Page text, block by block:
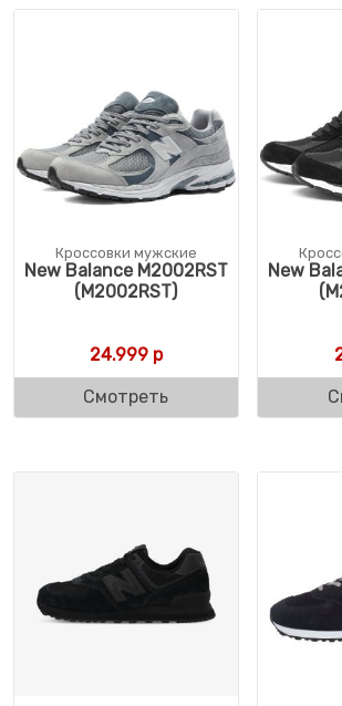
Кроссовки мужские
New Balance M2002RST
(M2002RST)
24.999р
Смотреть
New